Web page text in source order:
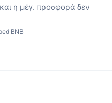
και η μέγ. προσφορά δεν
BNB